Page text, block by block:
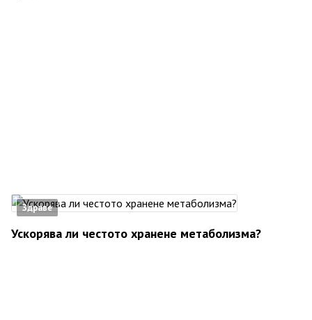
Здраве
Ускорява ли честото хранене метаболизма?